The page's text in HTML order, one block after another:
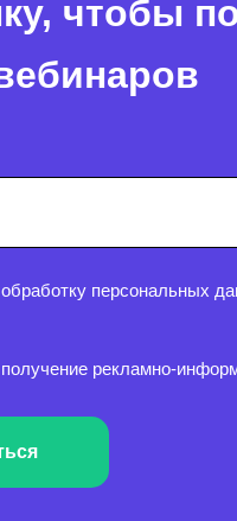
чтобы
персональных
рекламно-